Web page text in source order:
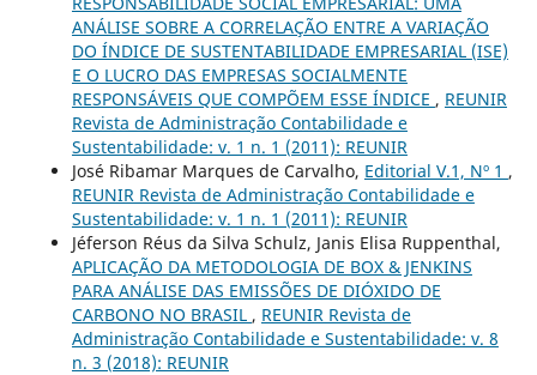
ANÁLISE SOBRE A CORRELAÇÃO ENTRE A VARIAÇÃO
DO ÍNDICE DE SUSTENTABILIDADE EMPRESARIAL (ISE)
E O LUCRO DAS EMPRESAS SOCIALMENTE
RESPONSÁVEIS QUE COMPÕEM ESSE ÍNDICE , REUNIR
Revista de Administração Contabilidade e
Sustentabilidade: v. 1 n. 1 (2011): REUNIR
José Ribamar Marques de Carvalho, Editorial V.1, Nº 1 ,
REUNIR Revista de Administração Contabilidade e
Sustentabilidade: v. 1 n. 1 (2011): REUNIR
Jéferson Réus da Silva Schulz, Janis Elisa Ruppenthal,
APLICAÇÃO DA METODOLOGIA DE BOX & JENKINS
PARA ANÁLISE DAS EMISSÕES DE DIÓXIDO DE
CARBONO NO BRASIL , REUNIR Revista de
Administração Contabilidade e Sustentabilidade: v. 8
n. 3 (2018): REUNIR